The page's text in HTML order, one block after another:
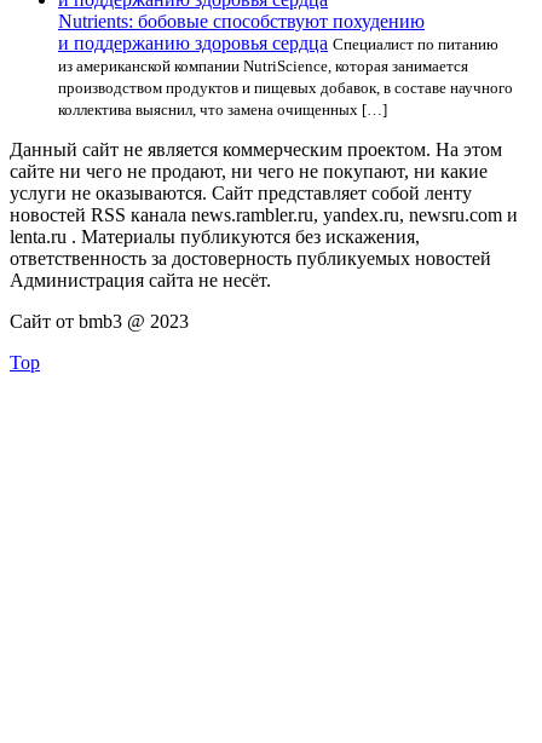
Nutrients: бобовые способствуют похудению
и поддержанию здоровья сердца Специалист по питанию
из американской компании NutriScience, которая занимается
производством продуктов и пищевых добавок, в составе научного
коллектива выяснил, что замена очищенных […]
Данный сайт не является коммерческим проектом. На этом
сайте ни чего не продают, ни чего не покупают, ни какие
услуги не оказываются. Сайт представляет собой ленту
новостей RSS канала news.rambler.ru, yandex.ru, newsru.com и
lenta.ru . Материалы публикуются без искажения,
ответственность за достоверность публикуемых новостей
Администрация сайта не несёт.
Сайт от bmb3 @ 2023
Top